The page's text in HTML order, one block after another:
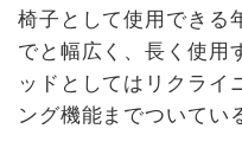
椅子として使用できる
でと幅広く、長く使用
ッドとしてはリクライ
ング機能までついてい